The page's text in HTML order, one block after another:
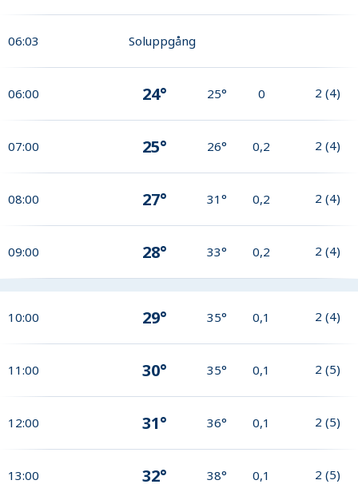
06:03 Soluppgång
06:00 24° 25° 0 2 (4)
07:00 25° 26° 0,2 2 (4)
08:00 27° 31° 0,2 2 (4)
09:00 28° 33° 0,2 2 (4)
10:00 29° 35° 0,1 2 (4)
11:00 30° 35° 0,1 2 (5)
12:00 31° 36° 0,1 2 (5)
13:00 32° 38° 0,1 2 (5)